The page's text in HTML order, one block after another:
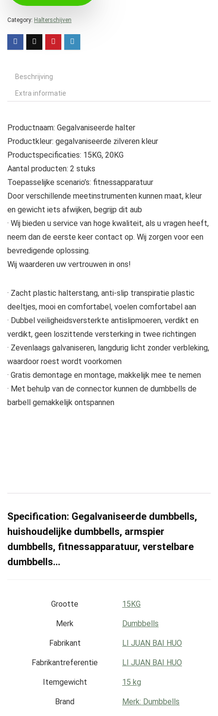
Category: Halterschijven
Beschrijving
Extra informatie
Productnaam: Gegalvaniseerde halter
Productkleur: gegalvaniseerde zilveren kleur
Productspecificaties: 15KG, 20KG
Aantal producten: 2 stuks
Toepasselijke scenario’s: fitnessapparatuur
Door verschillende meetinstrumenten kunnen maat, kleur
en gewicht iets afwijken, begrijp dit aub
· Wij bieden u service van hoge kwaliteit, als u vragen heeft,
neem dan de eerste keer contact op. Wij zorgen voor een
bevredigende oplossing.
Wij waarderen uw vertrouwen in ons!
· Zacht plastic halterstang, anti-slip transpiratie plastic
deeltjes, mooi en comfortabel, voelen comfortabel aan
· Dubbel veiligheidsversterkte antislipmoeren, verdikt en
verdikt, geen loszittende versterking in twee richtingen
· Zevenlaags galvaniseren, langdurig licht zonder verbleking,
waardoor roest wordt voorkomen
· Gratis demontage en montage, makkelijk mee te nemen
· Met behulp van de connector kunnen de dumbbells de
barbell gemakkelijk ontspannen
Specification: Gegalvaniseerde dumbbells,
huishoudelijke dumbbells, armspier
dumbbells, fitnessapparatuur, verstelbare
dumbbells…
Grootte ‎15KG
Merk ‎Dumbbells
Fabrikant ‎LI JUAN BAI HUO
Fabrikantreferentie ‎LI JUAN BAI HUO
Itemgewicht ‎15 kg
Brand Merk: Dumbbells